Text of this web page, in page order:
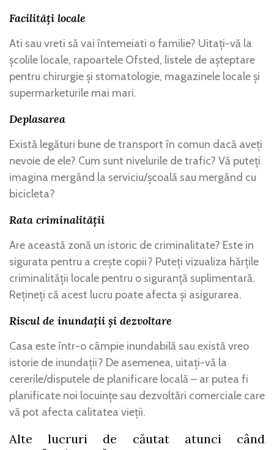
Facilități locale
Ati sau vreti să vai întemeiati o familie? Uitați-vă la
școlile locale, rapoartele Ofsted, listele de așteptare
pentru chirurgie și stomatologie, magazinele locale și
supermarketurile mai mari.
Deplasarea
Există legături bune de transport în comun dacă aveți
nevoie de ele? Cum sunt nivelurile de trafic? Vă puteți
imagina mergând la serviciu/școală sau mergând cu
bicicleta?
Rata criminalității
Are această zonă un istoric de criminalitate? Este in
sigurata pentru a crește copii? Puteți vizualiza hărțile
criminalității locale pentru o siguranță suplimentară.
Rețineți că acest lucru poate afecta și asigurarea.
Riscul de inundații și dezvoltare
Casa este într-o câmpie inundabilă sau există vreo
istorie de inundații? De asemenea, uitați-vă la
cererile/disputele de planificare locală – ar putea fi
planificate noi locuințe sau dezvoltări comerciale care
vă pot afecta calitatea vieții.
Alte lucruri de căutat atunci când